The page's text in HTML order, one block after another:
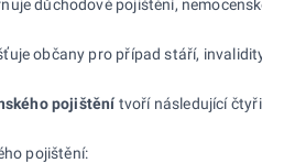
důchodové pojištění,
občany pro případ stáří, invalidity
pojištění tvoří následující čtyři
pojištění: